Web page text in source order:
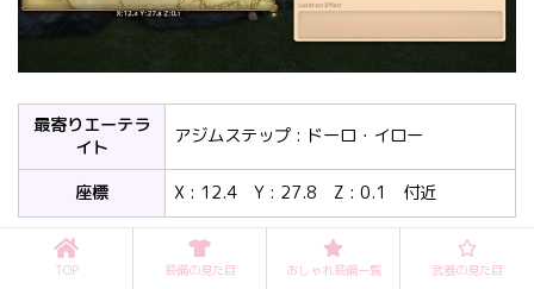
最寄りエーテラ
イト
アジムステップ : ドーロ・イロー
座標 X : 12.4 Y : 27.8 Z : 0.1 付近
TOP 装備の見た目 おしゃれ装備一覧 武器の見た目